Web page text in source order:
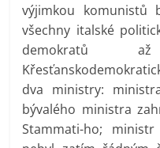
výjimkou komunistů
všechny italské
demokratů
dva ministry:
bývalého ministra
Stammati-ho;